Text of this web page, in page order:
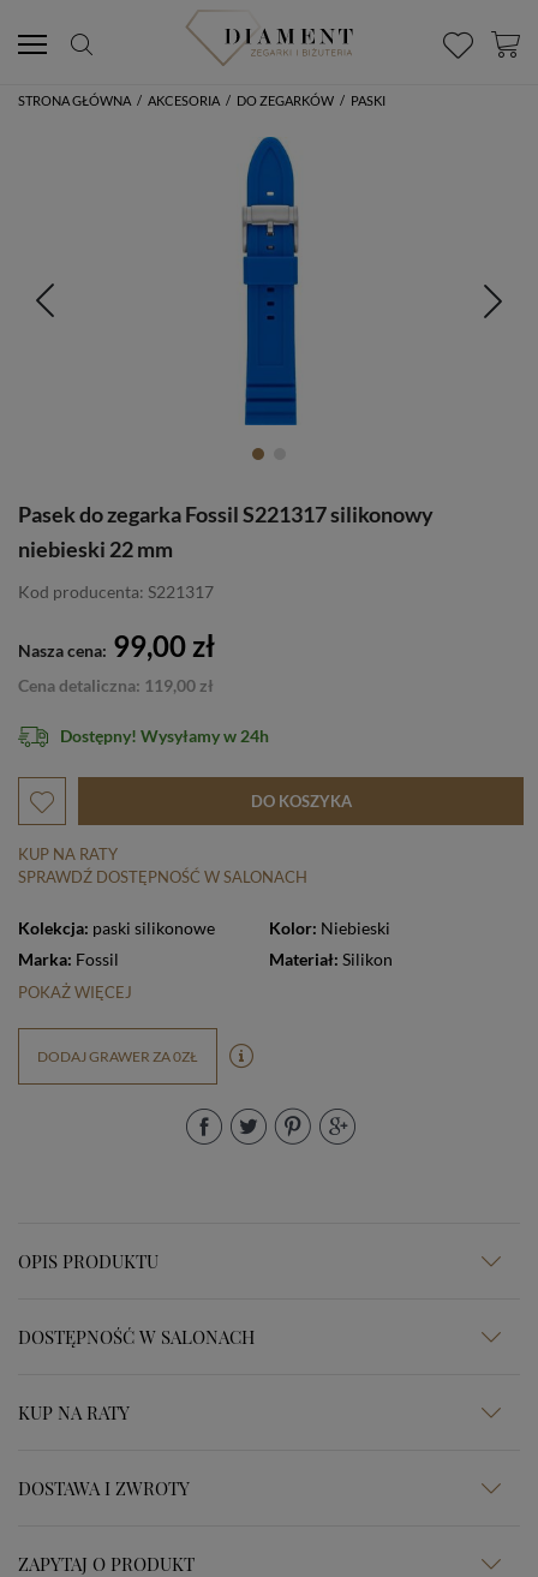
STRONA GŁÓWNA / AKCESORIA / DO ZEGARKÓW / PASKI
Pasek do zegarka Fossil S221317 silikonowy
niebieski 22 mm
Kod producenta: S221317
Nasza cena: 99,00 zł
Cena detaliczna: 119,00 zł
Dostępny! Wysyłamy w 24h
DO KOSZYKA
KUP NA RATY
SPRAWDŹ DOSTĘPNOŚĆ W SALONACH
Kolekcja: paski silikonowe Kolor: Niebieski
Marka: Fossil Materiał: Silikon
POKAŻ WIĘCEJ
DODAJ GRAWER ZA 0ZŁ
OPIS PRODUKTU
DOSTĘPNOŚĆ W SALONACH
KUP NA RATY
DOSTAWA I ZWROTY
ZAPYTAJ O PRODUKT